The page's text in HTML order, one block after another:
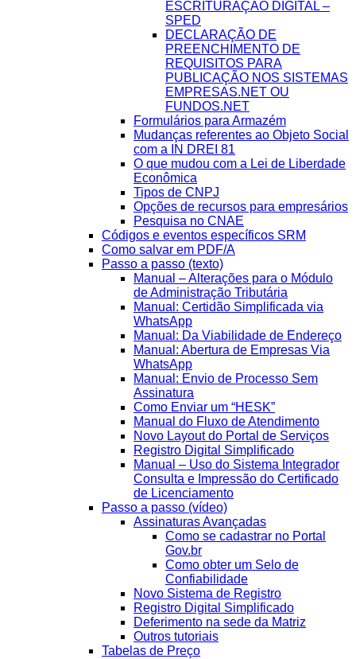
ESCRITURAÇÃO DIGITAL –
SPED
DECLARAÇÃO DE
PREENCHIMENTO DE
REQUISITOS PARA
PUBLICAÇÃO NOS SISTEMAS
EMPRESAS.NET OU
FUNDOS.NET
Formulários para Armazém
Mudanças referentes ao Objeto Social
com a IN DREI 81
O que mudou com a Lei de Liberdade
Econômica
Tipos de CNPJ
Opções de recursos para empresários
Pesquisa no CNAE
Códigos e eventos específicos SRM
Como salvar em PDF/A
Passo a passo (texto)
Manual – Alterações para o Módulo
de Administração Tributária
Manual: Certidão Simplificada via
WhatsApp
Manual: Da Viabilidade de Endereço
Manual: Abertura de Empresas Via
WhatsApp
Manual: Envio de Processo Sem
Assinatura
Como Enviar um “HESK”
Manual do Fluxo de Atendimento
Novo Layout do Portal de Serviços
Registro Digital Simplificado
Manual – Uso do Sistema Integrador
Consulta e Impressão do Certificado
de Licenciamento
Passo a passo (vídeo)
Assinaturas Avançadas
Como se cadastrar no Portal
Gov.br
Como obter um Selo de
Confiabilidade
Novo Sistema de Registro
Registro Digital Simplificado
Deferimento na sede da Matriz
Outros tutoriais
Tabelas de Preço